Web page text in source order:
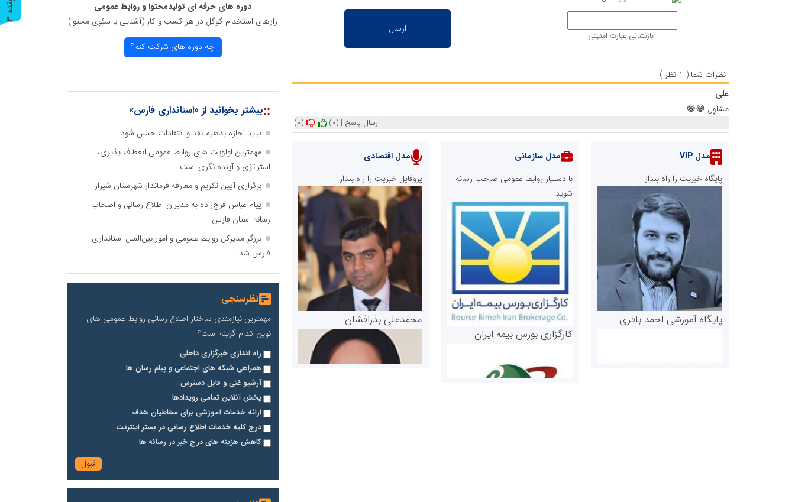
بازنشانی عبارت امنیتی
نظرات شما ( 1 نظر )
علی
مشاوِل 😂😂
(0)
(0) ارسال پاسخ |
مدل VIP
پایگاه خبریت را راه بنداز
پایگاه آموزشی احمد باقری
مدل سازمانی
با دستیار روابط عمومی صاحب رسانه
شوید
کارگزاری بورس بیمه ایران
مدل اقتصادی
پروفایل خبریت را راه بنداز
محمدعلی بذرافشان
دوره های حرفه ای تولیدمحتوا و روابط عمومی
رازهای استخدام گوگل در هر كسب و كار (آشنایی با سئوی محتوا)
چه دوره های شركت كنم؟
::بیشتر بخوانید از «استانداری فارس»
نباید اجازه بدهیم نقد و انتقادات حبس شود
مهمترین اولویت های روابط عمومی انعطاف پذیری،
استراتژی و آینده نگری است
برگزاری آیین تکریم و معارفه فرماندار شهرستان شیراز
پیام عباس فرج‌زاده به مدیران اطلاع رسانی و اصحاب
رسانه استان فارس
برزگر مدیرکل روابط عمومی و امور بین‌الملل استانداری
فارس شد
نظرسنجی
مهمترین نیازمندی ساختار اطلاع رسانی روابط عمومی های
نوین کدام گزینه است؟
راه اندازی خبرگزاری داخلی
همراهی شبکه های اجتماعی و پیام رسان ها
آرشیو غنی و قابل دسترس
پخش آنلاین تمامی رویدادها
ارائه خدمات آموزشی برای مخاطیان هدف
درج کلیه خدمات اطلاع رسانی در بستر اینترنت
کاهش هزینه های درج خبر در رسانه ها
ر
و
ن
د
ه